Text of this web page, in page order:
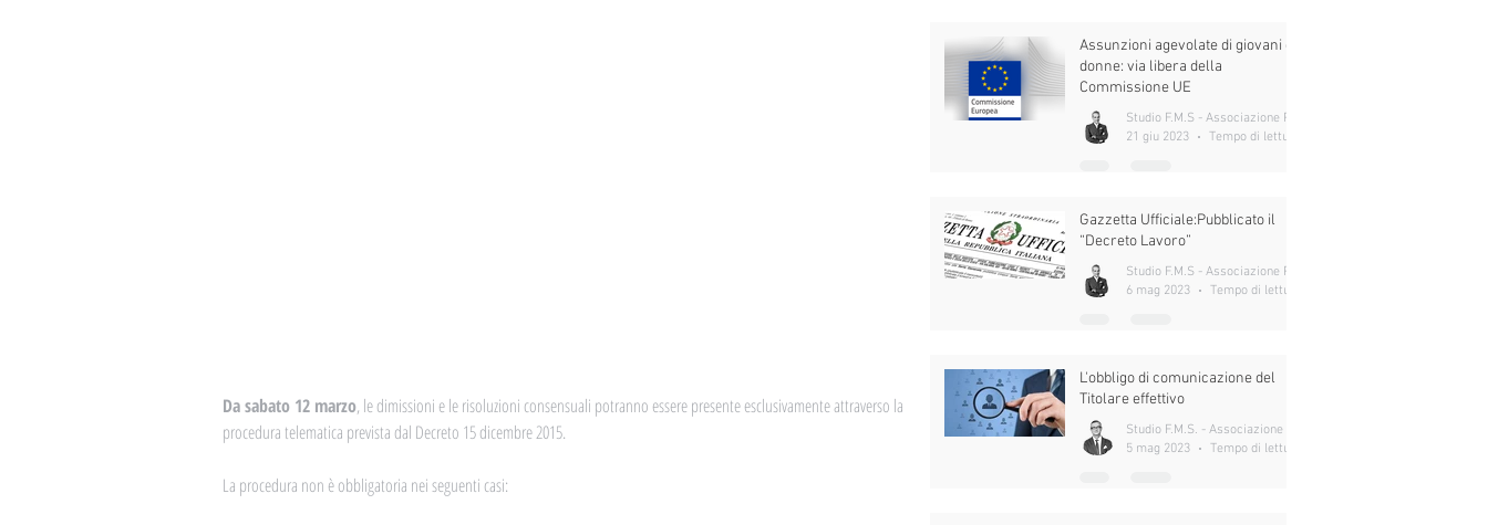
Da sabato 12 marzo, le dimissioni e le risoluzioni consensuali potranno essere presente esclusivamente attraverso la
procedura telematica prevista dal Decreto 15 dicembre 2015.
La procedura non è obbligatoria nei seguenti casi:
Assunzioni agevolate di giovani e
donne: via libera della
Commissione UE
21 giu 2023
Gazzetta Ufficiale:Pubblicato il
“Decreto Lavoro”
6 mag 2023
L'obbligo di comunicazione del
Titolare effettivo
5 mag 2023